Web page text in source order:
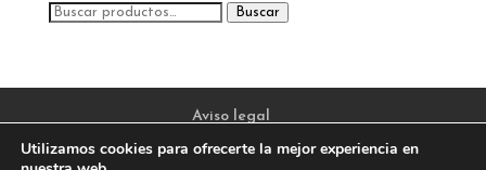
Buscar
Buscar
Aviso legal
Política de privacidad y protección de datos
Utilizamos cookies para ofrecerte la mejor experiencia en